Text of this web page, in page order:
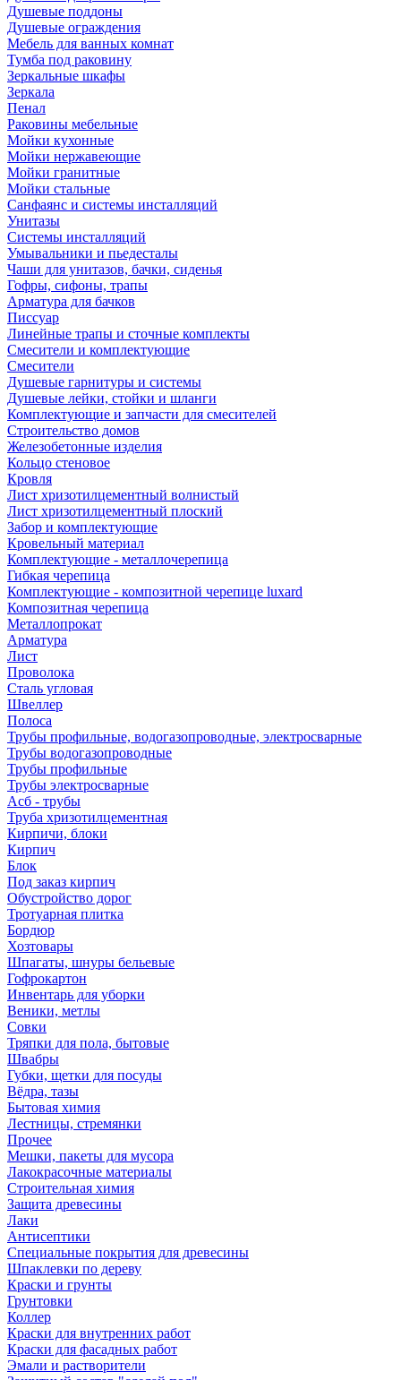
Душевые поддоны
Душевые ограждения
Мебель для ванных комнат
Тумба под раковину
Зеркальные шкафы
Зеркала
Пенал
Раковины мебельные
Мойки кухонные
Мойки нержавеющие
Мойки гранитные
Мойки стальные
Санфаянс и системы инсталляций
Унитазы
Системы инсталляций
Умывальники и пьедесталы
Чаши для унитазов, бачки, сиденья
Гофры, сифоны, трапы
Арматура для бачков
Писсуар
Линейные трапы и сточные комплекты
Смесители и комплектующие
Смесители
Душевые гарнитуры и системы
Душевые лейки, стойки и шланги
Комплектующие и запчасти для смесителей
Строительство домов
Железобетонные изделия
Кольцо стеновое
Кровля
Лист хризотилцементный волнистый
Лист хризотилцементный плоский
Забор и комплектующие
Кровельный материал
Комплектующие - металлочерепица
Гибкая черепица
Комплектующие - композитной черепице luxard
Композитная черепица
Металлопрокат
Арматура
Лист
Проволока
Сталь угловая
Швеллер
Полоса
Трубы профильные, водогазопроводные, электросварные
Трубы водогазопроводные
Трубы профильные
Трубы электросварные
Асб - трубы
Труба хризотилцементная
Кирпичи, блоки
Кирпич
Блок
Под заказ кирпич
Обустройство дорог
Тротуарная плитка
Бордюр
Хозтовары
Шпагаты, шнуры бельевые
Гофрокартон
Инвентарь для уборки
Веники, метлы
Совки
Тряпки для пола, бытовые
Швабры
Губки, щетки для посуды
Вёдра, тазы
Бытовая химия
Лестницы, стремянки
Прочее
Мешки, пакеты для мусора
Лакокрасочные материалы
Строительная химия
Защита древесины
Лаки
Антисептики
Специальные покрытия для древесины
Шпаклевки по дереву
Краски и грунты
Грунтовки
Коллер
Краски для внутренних работ
Краски для фасадных работ
Эмали и растворители